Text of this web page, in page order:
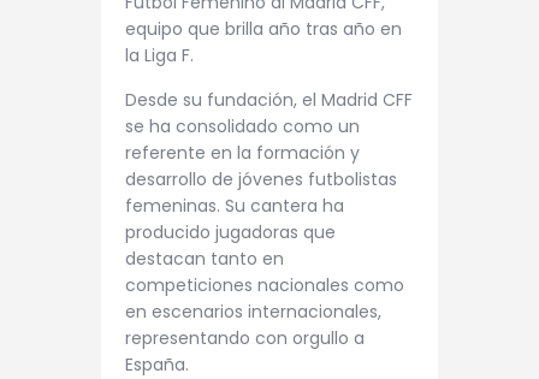
equipo que brilla año tras año en
la Liga F.
Desde su fundación, el Madrid CFF
se ha consolidado como un
referente en la formación y
desarrollo de jóvenes futbolistas
femeninas. Su cantera ha
producido jugadoras que
destacan tanto en
competiciones nacionales como
en escenarios internacionales,
representando con orgullo a
España.